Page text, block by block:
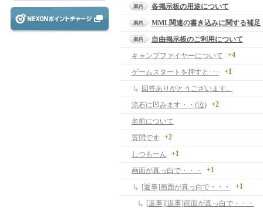
各掲示板の用途について
MML関連の書き込みに関する補足
自由掲示板のご利用について
キャンプファイヤーについて
+4
ゲームスタートを押すと･･･ +1
回答ありがとうございます。
流石に凹みます・・(泣)
+2
名前について
質問です
+2
しつもーん +1
画面が真っ白で・・・ +1
[返事]画面が真っ白で・・・ +1
[返事][返事]画面が真っ白で・・・